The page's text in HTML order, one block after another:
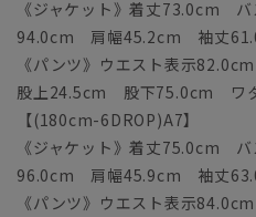
《ジャケット》着丈73.0cm
94.0cm 肩幅45.2cm 袖丈
《パンツ》ウエスト表示
股上24.5cm 股下75.0cm ワ
【(180cm-6DROP)A7】
《ジャケット》着丈75.0cm
96.0cm 肩幅45.9cm 袖丈
《パンツ》ウエスト表示